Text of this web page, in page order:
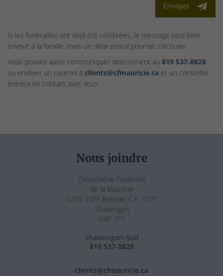
Envoyer
Si les funérailles ont déjà été célébrées, le message sera bien
envoyé à la famille, mais un délai postal pourrait s'écouler.
Vous pouvez aussi communiquer directement au 819 537‑8828
ou envoyer un courriel à clients@cfmauricie.ca et un conseiller
entrera en contact avec vous.
Nous joindre
Coopérative Funéraire
de la Mauricie
2280, 105e Avenue, C.P. 1271
Shawinigan
G9P 1P1
Shawinigan-Sud
819 537-8828
clients@cfmauricie.ca